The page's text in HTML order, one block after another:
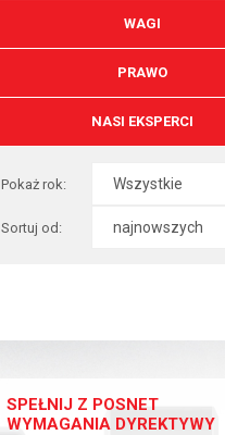
WAGI
PRAWO
NASI EKSPERCI
Pokaż rok:
Sortuj od:
SPEŁNIJ Z POSNET
WYMAGANIA DYREKTYWY